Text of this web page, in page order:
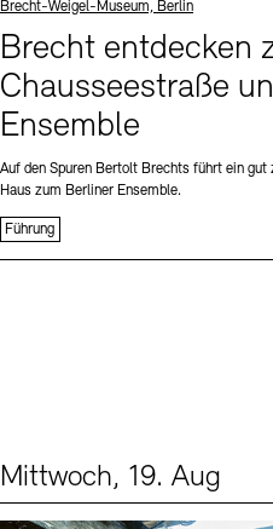
Standort
Brecht-Weigel-Museum, Berlin
Brecht entdecken
Chausseestraße
Ensemble
Auf den Spuren Bertolt Brechts führt ein
Haus zum Berliner Ensemble.
Führung
Mittwoch, 19. Aug